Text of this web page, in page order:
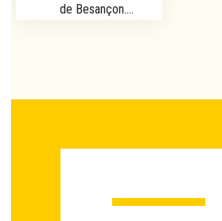
de Besançon....